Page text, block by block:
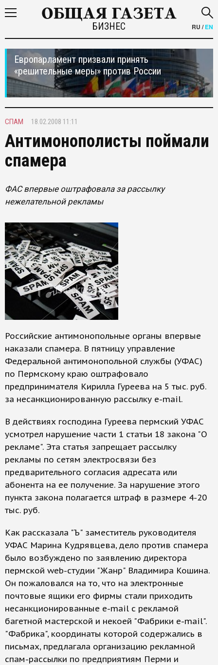
БИЗНЕС RU /EN
Европарламент призвали принять
«решительные меры» против России
СПАМ 18.02.2008 11:11
Антимонополисты поймали
спамера
ФАС впервые оштрафовала за рассылку
нежелательной рекламы
Российские антимонопольные органы впервые
наказали спамера. В пятницу управление
Федеральной антимонопольной службы (УФАС)
по Пермскому краю оштрафовало
предпринимателя Кирилла Гуреева на 5 тыс. руб.
за несанкционированную рассылку e-mail.
В действиях господина Гуреева пермский УФАС
усмотрел нарушение части 1 статьи 18 закона "О
рекламе". Эта статья запрещает рассылку
рекламы по сетям электросвязи без
предварительного согласия адресата или
абонента на ее получение. За нарушение этого
пункта закона полагается штраф в размере 4-20
тыс. руб.
Как рассказала "Ъ" заместитель руководителя
УФАС Марина Кудрявцева, дело против спамера
было возбуждено по заявлению директора
пермской web-студии "Жанр" Владимира Кошина.
Он пожаловался на то, что на электронные
почтовые ящики его фирмы стали приходить
несанкционированные e-mail с рекламой
багетной мастерской и некоей "Фабрики e-mail".
"Фабрика", координаты которой содержались в
письмах, предлагала организацию рекламной
спам-рассылки по предприятиям Перми и